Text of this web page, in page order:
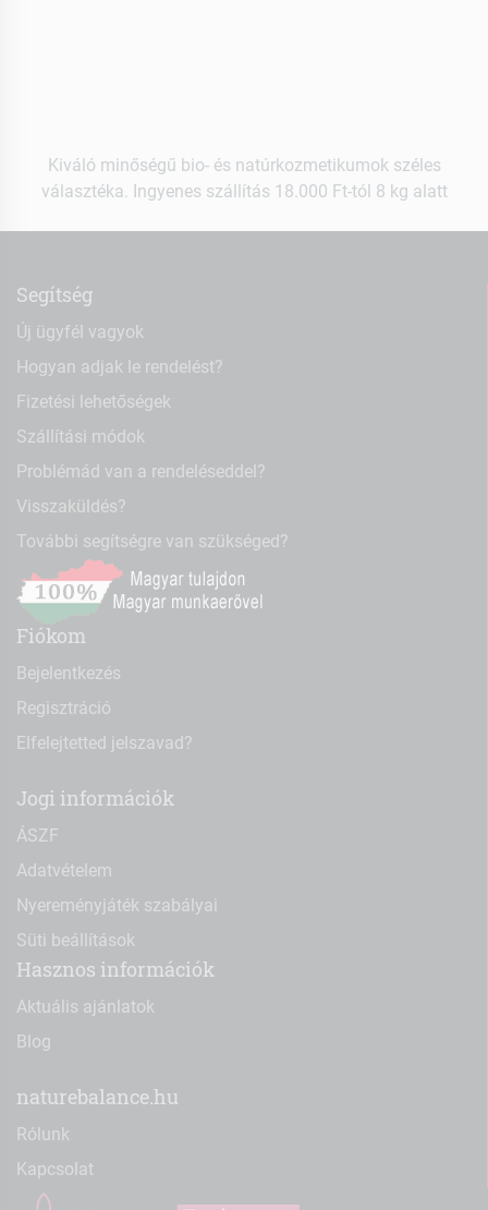
Kiváló minőségű bio- és natúrkozmetikumok széles
választéka. Ingyenes szállítás 18.000 Ft-tól 8 kg alatt
Segítség
Új ügyfél vagyok
Hogyan adjak le rendelést?
Fizetési lehetőségek
Szállítási módok
Problémád van a rendeléseddel?
Visszaküldés?
További segítségre van szükséged?
Fiókom
Bejelentkezés
Regisztráció
Elfelejtetted jelszavad?
Jogi információk
ÁSZF
Adatvételem
Nyereményjáték szabályai
Süti beállítások
Hasznos információk
Aktuális ajánlatok
Blog
naturebalance.hu
Rólunk
Kapcsolat